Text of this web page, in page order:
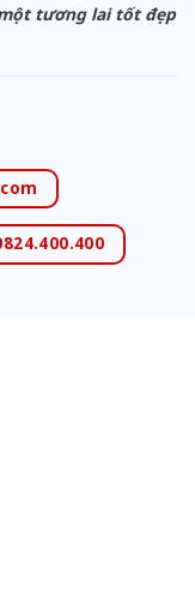
tương lai tốt đẹp